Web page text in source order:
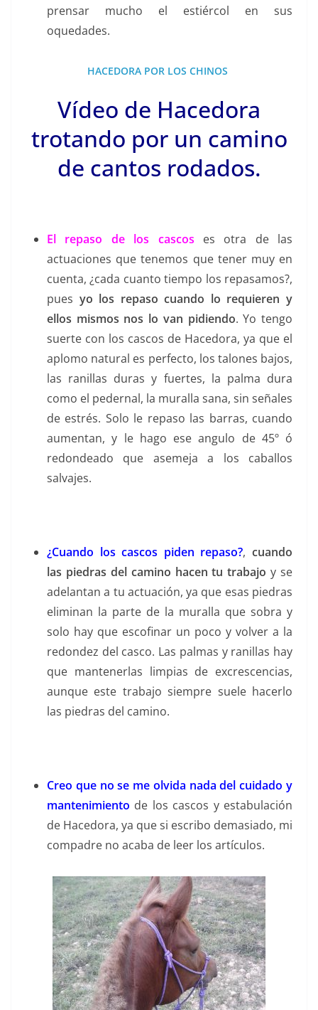
prensar mucho el estiércol en sus
oquedades.
HACEDORA POR LOS CHINOS
Vídeo de Hacedora
trotando por un camino
de cantos rodados.
El repaso de los cascos es otra de las
actuaciones que tenemos que tener muy en
cuenta, ¿cada cuanto tiempo los repasamos?,
pues yo los repaso cuando lo requieren y
ellos mismos nos lo van pidiendo. Yo tengo
suerte con los cascos de Hacedora, ya que el
aplomo natural es perfecto, los talones bajos,
las ranillas duras y fuertes, la palma dura
como el pedernal, la muralla sana, sin señales
de estrés. Solo le repaso las barras, cuando
aumentan, y le hago ese angulo de 45º ó
redondeado que asemeja a los caballos
salvajes.
¿Cuando los cascos piden repaso?, cuando
las piedras del camino hacen tu trabajo y se
adelantan a tu actuación, ya que esas piedras
eliminan la parte de la muralla que sobra y
solo hay que escofinar un poco y volver a la
redondez del casco. Las palmas y ranillas hay
que mantenerlas limpias de excrescencias,
aunque este trabajo siempre suele hacerlo
las piedras del camino.
Creo que no se me olvida nada del cuidado y
mantenimiento de los cascos y estabulación
de Hacedora, ya que si escribo demasiado, mi
compadre no acaba de leer los artículos.